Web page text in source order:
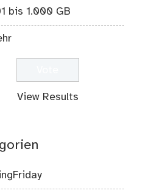
bis 1.000 GB
View Results